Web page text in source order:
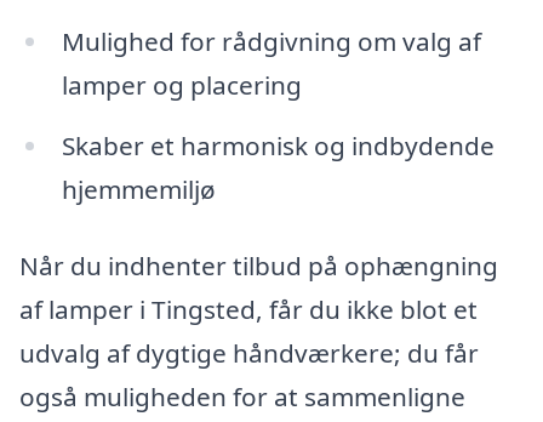
Mulighed for rådgivning om valg af
lamper og placering
Skaber et harmonisk og indbydende
hjemmemiljø
Når du indhenter tilbud på ophængning
af lamper i Tingsted, får du ikke blot et
udvalg af dygtige håndværkere; du får
også muligheden for at sammenligne